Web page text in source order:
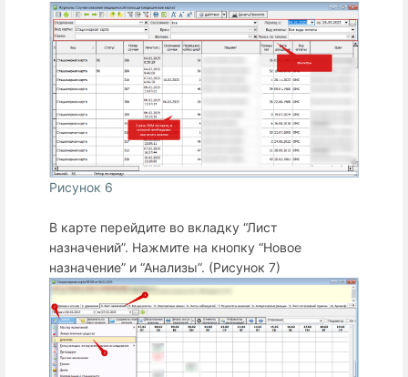
Рисунок 6
В карте перейдите во вкладку “Лист
назначений”. Нажмите на кнопку “Новое
назначение” и “Анализы”. (Рисунок 7)